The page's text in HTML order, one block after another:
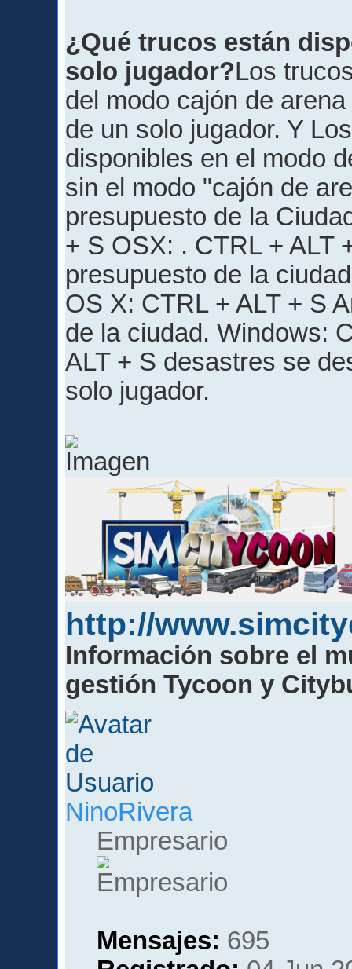
¿Qué trucos están
solo jugador?Los
del modo cajón de
de un solo jugador. Y
disponibles en el modo
sin el modo "cajón de
presupuesto de la
+ S OSX: . CTRL + ALT
presupuesto de la
OS X: CTRL + ALT + S
de la ciudad. Windows:
ALT + S desastres se
solo jugador.
http://
Información sobre el
gestión Tycoon y
NinoRivera
Empresario
Mensajes: 695